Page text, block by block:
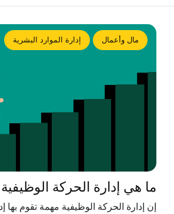
مال وأعمال إدارة الموارد البشرية
ما هي إدارة الحركة الوظيفية
إن إدارة الحركة الوظيفية مهمة تقوم بها